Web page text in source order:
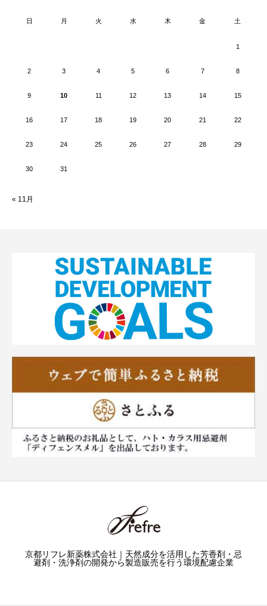
日 月 火 水 木 金 土
1
2 3 4 5 6 7 8
9 10 11 12 13 14 15
16 17 18 19 20 21 22
23 24 25 26 27 28 29
30 31
« 11月
京都リフレ新薬株式会社｜天然成分を活用した芳香剤・忌
避剤・洗浄剤の開発から製造販売を行う環境配慮企業